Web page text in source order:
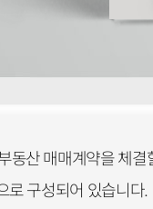
동산 매매계약을 체
로 구성되어 있습니다.